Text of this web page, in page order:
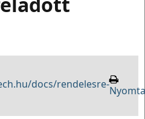
docs/rendelesre-